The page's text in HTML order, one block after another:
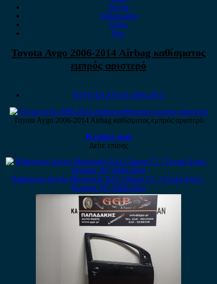
Toyota
Volkswagen
Volvo
Xev
Toyota Aygo 2006-2014 Airbag καθίσματος
εμπρός αριστερό
TOYOTA AYGO 2006-2014
Toyota Aygo 2006-2014 Airbag καθίσματος εμπρός αριστερό
Ρωτήστε τιμή
Δείτε επίσης
Καθρέπτης Δεξιός Μηχανικός Σιέλ Citroen C1 / Toyota Aygo /
Peugeot 107 2006-2014